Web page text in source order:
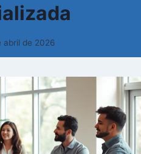
abril de 2026